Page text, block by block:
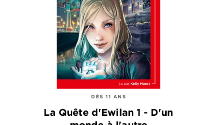
DÈS 11 ANS
La Quête d'Ewilan 1 - D'un